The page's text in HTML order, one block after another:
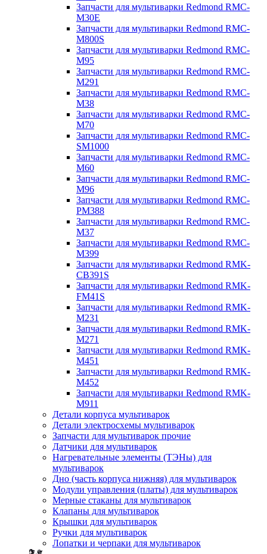
Запчасти для мультиварки Redmond RMC-
M30E
Запчасти для мультиварки Redmond RMC-
M800S
Запчасти для мультиварки Redmond RMC-
M95
Запчасти для мультиварки Redmond RMC-
M291
Запчасти для мультиварки Redmond RMC-
M38
Запчасти для мультиварки Redmond RMC-
M70
Запчасти для мультиварки Redmond RMC-
SM1000
Запчасти для мультиварки Redmond RMC-
M60
Запчасти для мультиварки Redmond RMC-
M96
Запчасти для мультиварки Redmond RMC-
PM388
Запчасти для мультиварки Redmond RMC-
M37
Запчасти для мультиварки Redmond RMC-
M399
Запчасти для мультиварки Redmond RMK-
CB391S
Запчасти для мультиварки Redmond RMK-
FM41S
Запчасти для мультиварки Redmond RMK-
M231
Запчасти для мультиварки Redmond RMK-
M271
Запчасти для мультиварки Redmond RMK-
M451
Запчасти для мультиварки Redmond RMK-
M452
Запчасти для мультиварки Redmond RMK-
M911
Детали корпуса мультиварок
Детали электросхемы мультиварок
Запчасти для мультиварок прочие
Датчики для мультиварок
Нагревательные элементы (ТЭНы) для
мультиварок
Дно (часть корпуса нижняя) для мультиварок
Модули управления (платы) для мультиварок
Мерные стаканы для мультиварок
Клапаны для мультиварок
Крышки для мультиварок
Ручки для мультиварок
Лопатки и черпаки для мультиварок